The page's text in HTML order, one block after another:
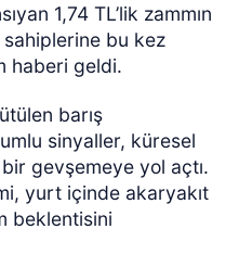
1,74 TL’lik zammın
sahiplerine bu kez
haberi geldi.
barış
sinyaller, küresel
gevşemeye yol açtı.
yurt içinde akaryakıt
beklentisini